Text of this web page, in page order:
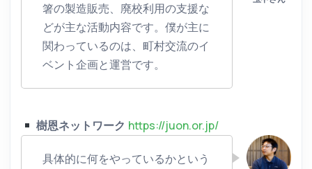
箸の製造販売、廃校利用の支援な
どが主な活動内容です。僕が主に
関わっているのは、町村交流のイ
ベント企画と運営です。
樹恩ネットワーク https://juon.or.jp/
具体的に何をやっているかという